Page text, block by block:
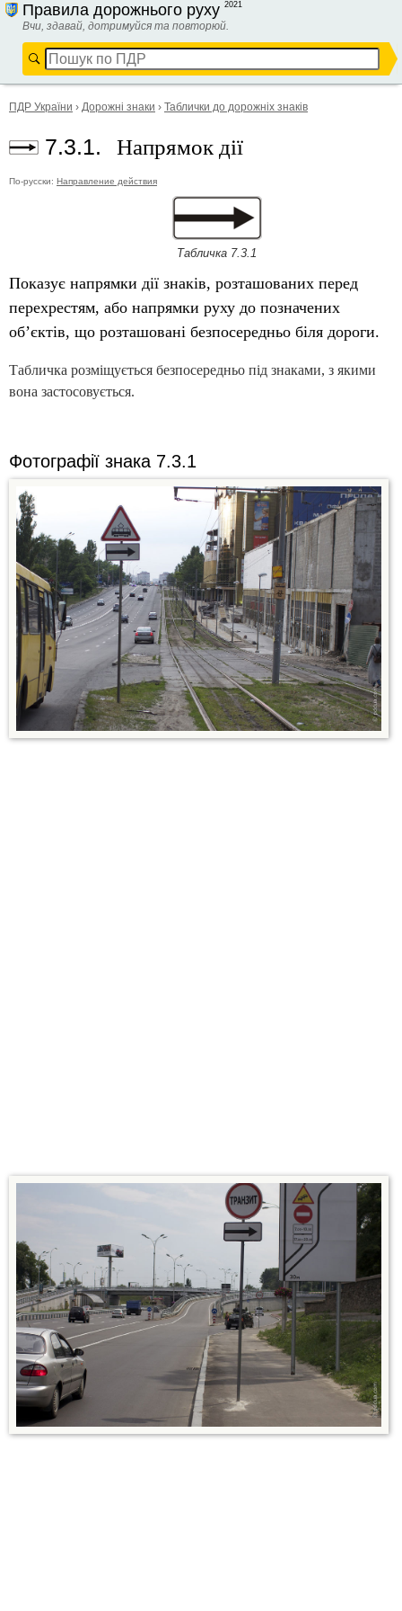
Правила дорожнього руху 2021
Вчи, здавай, дотримуйся та повторюй.
ПДР України › Дорожні знаки › Таблички до дорожніх знаків
7.3.1. Напрямок дії
По-русски: Направление действия
Табличка 7.3.1
Показує напрямки дії знаків, розташованих перед
перехрестям, або напрямки руху до позначених
об’єктів, що розташовані безпосередньо біля дороги.
Табличка розміщується безпосередньо під знаками, з якими
вона застосовується.
Фотографії знака 7.3.1